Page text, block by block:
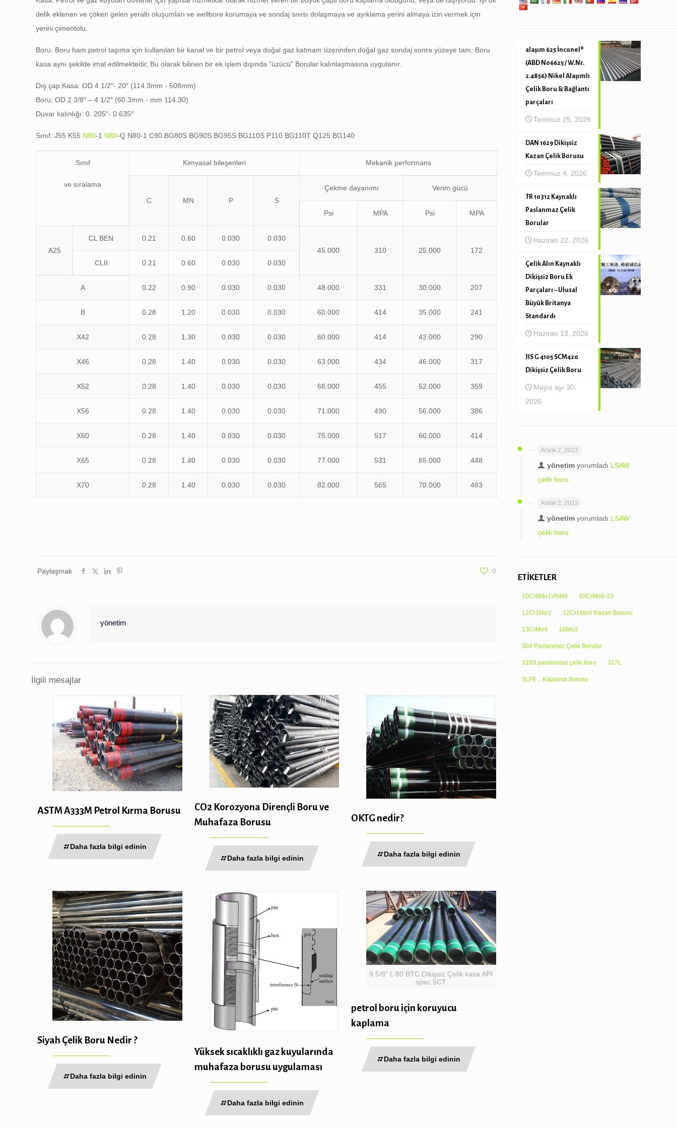
delik eklenen ve çöken gelen yeraltı oluşumları ve wellbore korumaya ve sondaj sıvısı dolaşmaya ve ayıklama yerini almaya izin vermek için
yerini çimentolu.
Boru: Boru ham petrol taşıma için kullanılan bir kanal ve bir petrol veya doğal gaz katmanı üzerinden doğal gaz sondaj sonra yüzeye tam. Boru
kasa aynı şekilde imal edilmektedir, Bu olarak bilinen bir ek işlem dışında “üzücü” Borular kalınlaşmasına uygulanır.
Dış çap:Kasa: OD 4 1/2″- 20″ (114.3mm - 508mm)
Boru: OD 2 3/8″ – 4 1/2″ (60.3mm - mm 114.30)
Duvar kalınlığı: 0. 205″- 0.635″
Sınıf: J55 K55 N80-1 N80-Q N80-1 C90 BG80S BG90S BG95S BG110S P110 BG110T Q125 BG140
Sınıf
ve sıralama
Kimyasal bileşenleri Mekanik performans
C MN P S
Çekme dayanımı Verim gücü
Psi MPA Psi MPA
A25
CL BEN 0.21 0.60 0.030
0.030
45.000
310 25.000
172
CLII
0.21 0.60 0.030 0.030
A 0.22 0.90 0.030 0.030 48.000 331 30.000 207
B 0.28 1.20 0.030 0.030 60.000 414 35.000 241
X42 0.28 1.30 0.030 0.030 60.000 414 42.000 290
X46 0.28 1.40 0.030 0.030 63.000 434 46.000 317
X52 0.28 1.40 0.030 0.030 66.000 455 52.000 359
X56 0.28 1.40 0.030 0.030 71.000 490 56.000 386
X60 0.28 1.40 0.030 0.030 75.000 517 60.000 414
X65 0.28 1.40 0.030 0.030 77.000 531 65.000 448
X70 0.28 1.40 0.030 0.030 82.000 565 70.000 483
Paylaşmak 0
yönetim
İlgili mesajlar
ASTM A333M Petrol Kırma Borusu
Daha fazla bilgi edinin
CO2 Korozyona Dirençli Boru ve
Muhafaza Borusu
Daha fazla bilgi edinin
OKTG nedir?
Daha fazla bilgi edinin
Siyah Çelik Boru Nedir ?
Daha fazla bilgi edinin
Yüksek sıcaklıklı gaz kuyularında
muhafaza borusu uygulaması
Daha fazla bilgi edinin
9 5/8" L 80 BTC Dikişsiz Çelik kasa API
spec.5CT
petrol boru için koruyucu
kaplama
Daha fazla bilgi edinin
alaşım 625 İnconel®
(ABD N06625 / W.Nr.
2.4856) Nikel Alaşımlı
Çelik Boru & Bağlantı
parçaları
Temmuz 25, 2026
DAN 1629 Dikişsiz
Kazan Çelik Borusu
Temmuz 4, 2026
TR 10312 Kaynaklı
Paslanmaz Çelik
Borular
Haziran 22, 2026
Çelik Alın Kaynaklı
Dikişsiz Boru Ek
Parçaları – Ulusal
Büyük Britanya
Standardı
Haziran 13, 2026
JIS G 4105 SCM420
Dikişsiz Çelik Boru
Mayıs ayı 30,
2026
Aralık 2, 2023
yönetimyorumladı LSAW
çelik boru
Aralık 2, 2023
yönetimyorumladı LSAW
çelik boru
ETİKETLER
10Cr9Mo1VNbN 10CrMo9-10
12Cr1MoV 12Cr1MoV Kazan Borusu
13CrMo4 16Mo3
304 Paslanmaz Çelik Borular
310S paslanmaz çelik boru 317L
3LFE，Kaplama Borusu